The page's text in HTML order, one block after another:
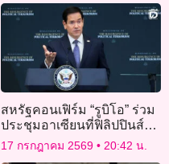
สหรัฐคอนเฟิร์ม “รูบิโอ” ร่วม
ประชุมอาเซียนที่ฟิลิปปินส์
พร้อมพบหารือคู่เจรจา
17 กรกฎาคม 2569 20:42 น.